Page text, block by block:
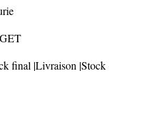
final |Livraison |Stock